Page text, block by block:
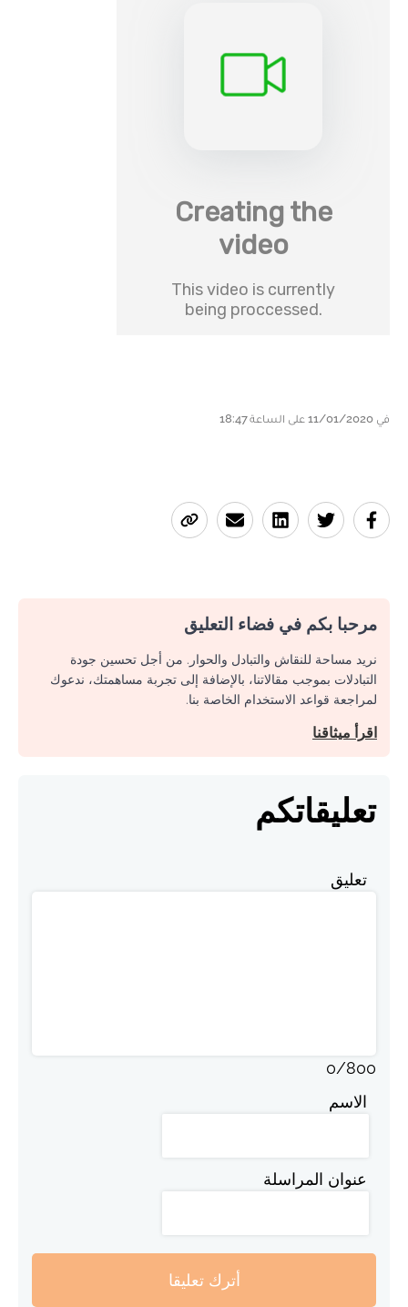
في 11/01/2020 على الساعة 18:47
مرحبا بكم في فضاء التعليق
نريد مساحة للنقاش والتبادل والحوار. من أجل تحسين جودة
التبادلات بموجب مقالاتنا، بالإضافة إلى تجربة مساهمتك، ندعوك
لمراجعة قواعد الاستخدام الخاصة بنا.
اقرأ ميثاقنا
تعليقاتكم
تعليق
0/800
الاسم
عنوان المراسلة
أترك تعليقا